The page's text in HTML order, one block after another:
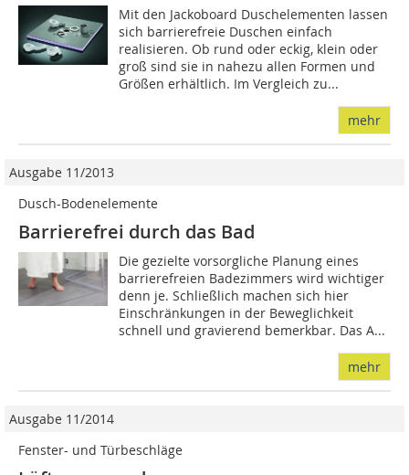
Mit den Jackoboard Duschelementen lassen
sich barrierefreie Duschen einfach
realisieren. Ob rund oder eckig, klein oder
groß sind sie in nahezu allen Formen und
Größen erhältlich. Im Vergleich zu...
mehr
Ausgabe 11/2013
Dusch-Bodenelemente
Barrierefrei durch das Bad
Die gezielte vorsorgliche Planung eines
barrierefreien Badezimmers wird wichtiger
denn je. Schließlich machen sich hier
Einschränkungen in der Beweglichkeit
schnell und gravierend bemerkbar. Das A...
mehr
Ausgabe 11/2014
Fenster- und Türbeschläge